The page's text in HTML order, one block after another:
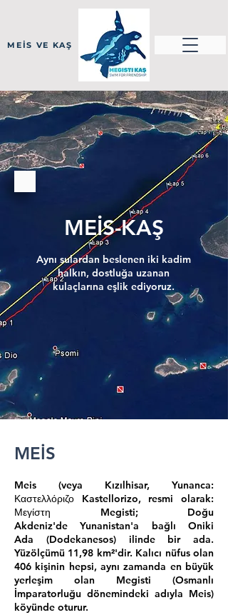
MEİS VE KAŞ
MEİS-KAŞ
Aynı sulardan beslenen iki kadim
halkın, dostluğa uzanan
kulaçlarına eşlik ediyoruz.
MEİS
​Meis (veya Kızılhisar, Yunanca:
Καστελλόριζο Kastellorizo, resmi olarak:
Μεγίστη Megisti; Doğu
Akdeniz'deYunanistan'a bağlıOniki
Ada (Dodekanesos) ilinde bir ada.
Yüzölçümü 11,98 km²'dir. Kalıcı nüfus olan
406 kişinin hepsi, aynı zamanda en büyük
yerleşim olan Megisti (Osmanlı
İmparatorluğu dönemindeki adıyla Meis)
köyünde oturur.